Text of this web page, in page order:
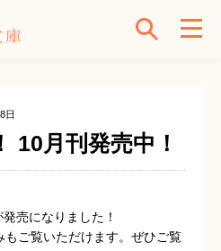
日
10月刊発売中！
発売になりました！
ご覧いただけます。ぜひご覧